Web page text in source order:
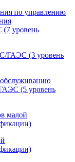
по управлению
уровень
ГАЭС (3 уровень
обслуживанию
(5 уровень
малой